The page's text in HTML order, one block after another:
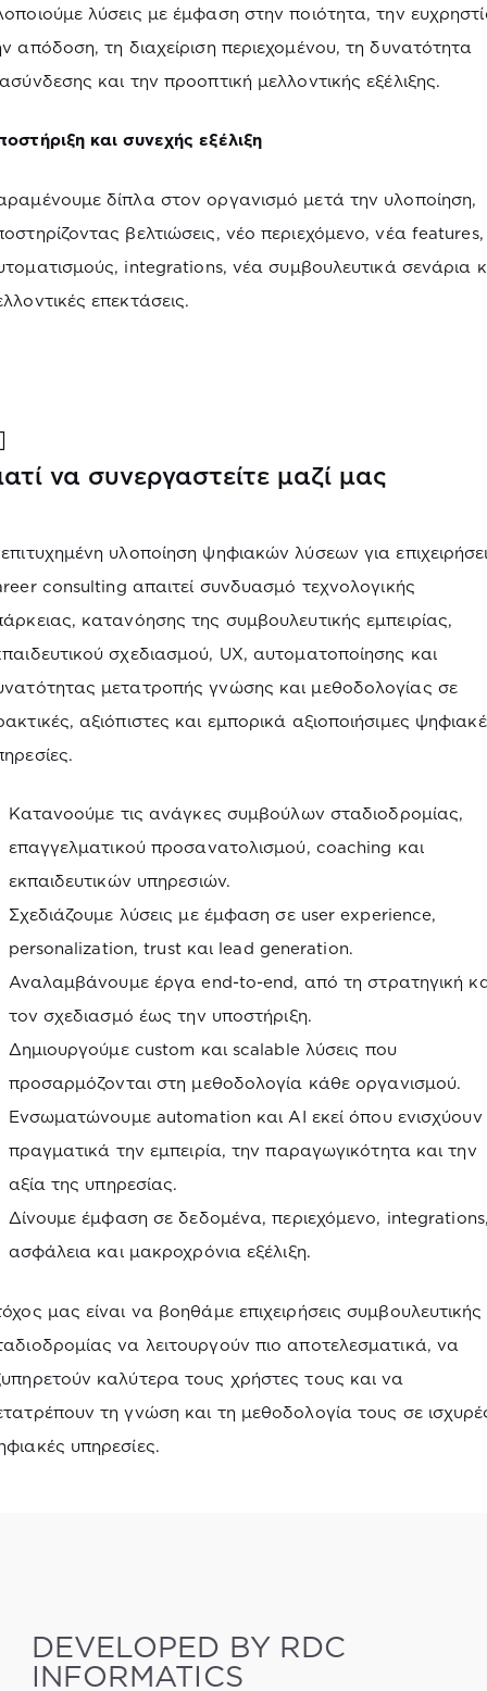
λύσεις με έμφαση στην ποιότητα, την
απόδοση, τη διαχείριση περιεχομένου, τη δυνατότητα
και την προοπτική μελλοντικής εξέλιξης.
και συνεχής εξέλιξη
δίπλα στον οργανισμό μετά την υλοποίηση,
βελτιώσεις, νέο περιεχόμενο, νέα features,
integrations, νέα συμβουλευτικά σενάρια
επεκτάσεις.
να συνεργαστείτε μαζί μας
υλοποίηση ψηφιακών λύσεων για
consulting απαιτεί συνδυασμό τεχνολογικής
κατανόησης της συμβουλευτικής εμπειρίας,
σχεδιασμού, UX, αυτοματοποίησης και
μετατροπής γνώσης και μεθοδολογίας σε
αξιόπιστες και εμπορικά αξιοποιήσιμες
Κατανοούμε τις ανάγκες συμβούλων σταδιοδρομίας,
επαγγελματικού προσανατολισμού, coaching και
εκπαιδευτικών υπηρεσιών.
Σχεδιάζουμε λύσεις με έμφαση σε user experience,
personalization, trust και lead generation.
Αναλαμβάνουμε έργα end-to-end, από τη στρατηγική
τον σχεδιασμό έως την υποστήριξη.
Δημιουργούμε custom και scalable λύσεις που
προσαρμόζονται στη μεθοδολογία κάθε οργανισμού.
Ενσωματώνουμε automation και AI εκεί όπου ενισχύουν
πραγματικά την εμπειρία, την παραγωγικότητα και την
αξία της υπηρεσίας.
Δίνουμε έμφαση σε δεδομένα, περιεχόμενο,
ασφάλεια και μακροχρόνια εξέλιξη.
μας είναι να βοηθάμε επιχειρήσεις συμβουλευτικής
να λειτουργούν πιο αποτελεσματικά, να
καλύτερα τους χρήστες τους και να
τη γνώση και τη μεθοδολογία τους σε
υπηρεσίες.
DEVELOPED BY RDC
INFORMATICS